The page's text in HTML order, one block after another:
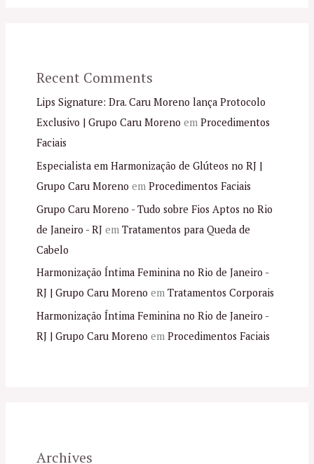
Recent Comments
Lips Signature: Dra. Caru Moreno lança Protocolo
Exclusivo | Grupo Caru Moreno em Procedimentos
Faciais
Especialista em Harmonização de Glúteos no RJ |
Grupo Caru Moreno em Procedimentos Faciais
Grupo Caru Moreno - Tudo sobre Fios Aptos no Rio
de Janeiro - RJem Tratamentos para Queda de
Cabelo
Harmonização Íntima Feminina no Rio de Janeiro -
RJ | Grupo Caru Moreno em Tratamentos Corporais
Harmonização Íntima Feminina no Rio de Janeiro -
RJ | Grupo Caru Moreno em Procedimentos Faciais
Archives